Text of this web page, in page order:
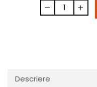
Descriere